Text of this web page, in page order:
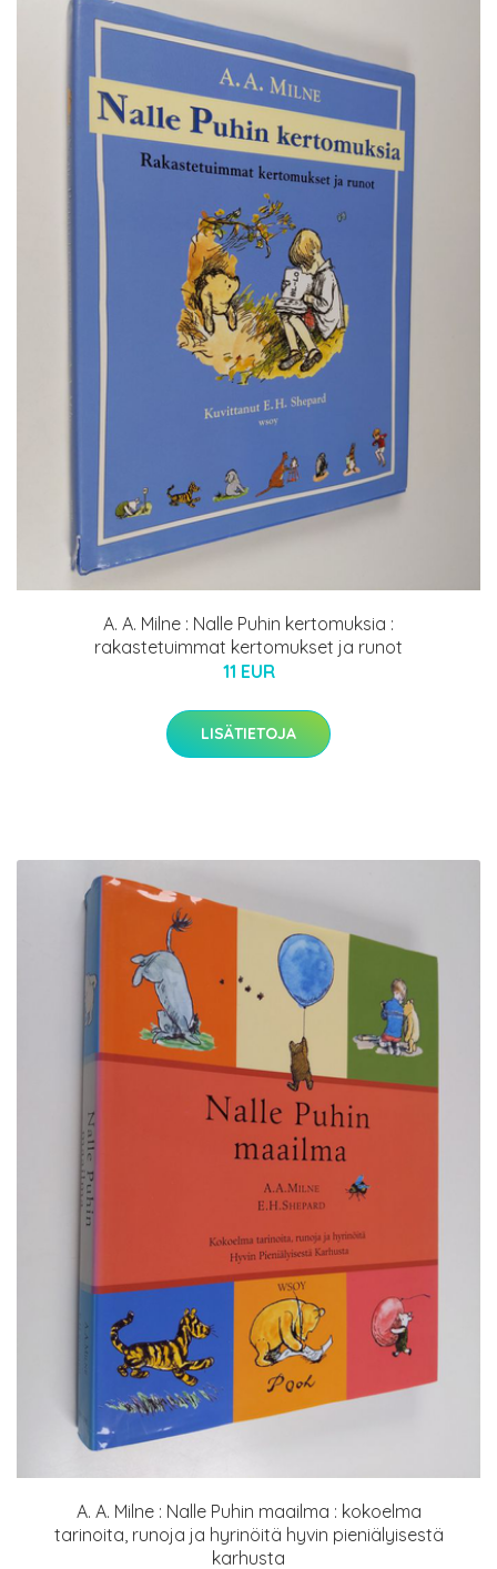
A. A. Milne : Nalle Puhin kertomuksia :
rakastetuimmat kertomukset ja runot
11 EUR
LISÄTIETOJA
A. A. Milne : Nalle Puhin maailma : kokoelma
tarinoita, runoja ja hyrinöitä hyvin pieniälyisestä
karhusta